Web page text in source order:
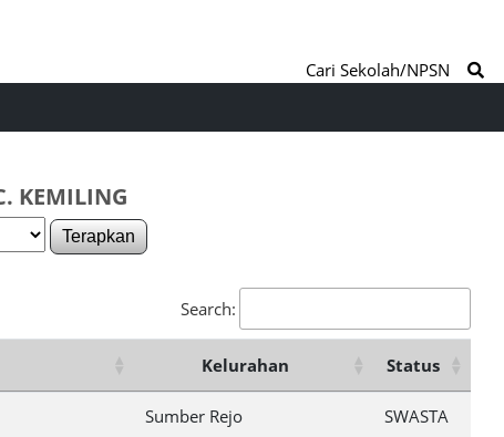
Cari Sekolah/NPSN
KEMILING
Terapkan
Search:
Kelurahan Status
Sumber Rejo SWASTA